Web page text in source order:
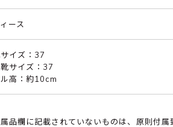
ース
イズ：37
サイズ：37
ル高：約10cm
品欄に記載されていないものは、原則付属